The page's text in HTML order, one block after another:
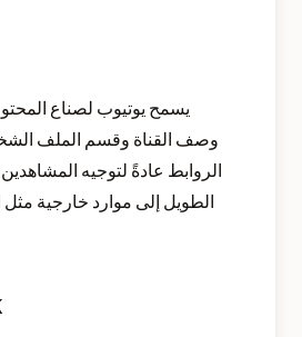
يسمح يوتيوب لصناع
وصف القناة وقسم الملف
الروابط عادةً لتوجيه
الطويل إلى موارد خارجية مثل